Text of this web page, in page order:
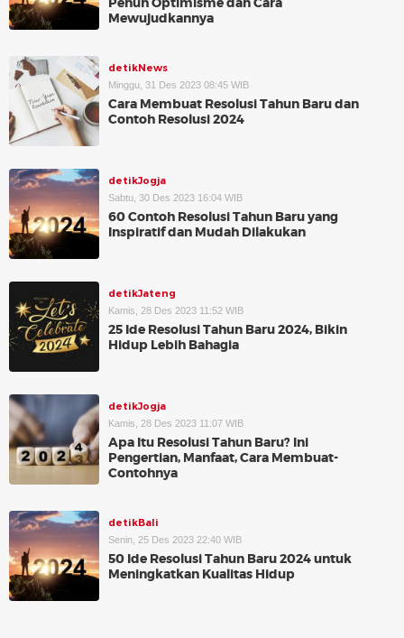
Mewujudkannya
detikNews
Minggu, 31 Des 2023 08:45 WIB
Cara Membuat Resolusi Tahun Baru dan
Contoh Resolusi 2024
detikJogja
Sabtu, 30 Des 2023 16:04 WIB
60 Contoh Resolusi Tahun Baru yang
Inspiratif dan Mudah Dilakukan
detikJateng
Kamis, 28 Des 2023 11:52 WIB
25 Ide Resolusi Tahun Baru 2024, Bikin
Hidup Lebih Bahagia
detikJogja
Kamis, 28 Des 2023 11:07 WIB
Apa Itu Resolusi Tahun Baru? Ini
Pengertian, Manfaat, Cara Membuat-
Contohnya
detikBali
Senin, 25 Des 2023 22:40 WIB
50 Ide Resolusi Tahun Baru 2024 untuk
Meningkatkan Kualitas Hidup